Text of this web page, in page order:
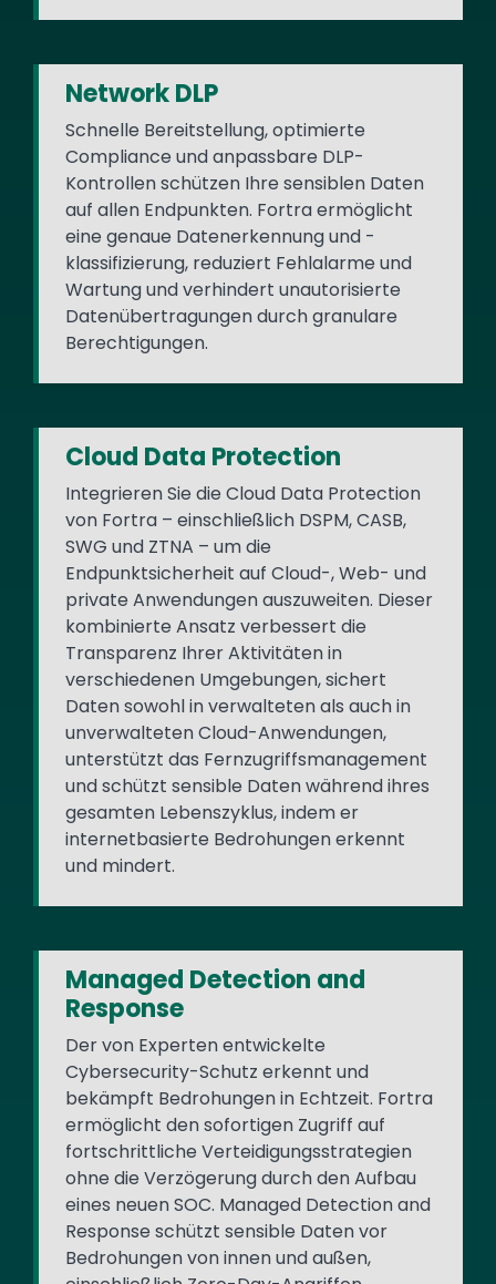
Network DLP
Schnelle Bereitstellung, optimierte
Compliance und anpassbare DLP-
Kontrollen schützen Ihre sensiblen Daten
auf allen Endpunkten. Fortra ermöglicht
eine genaue Datenerkennung und -
klassifizierung, reduziert Fehlalarme und
Wartung und verhindert unautorisierte
Datenübertragungen durch granulare
Berechtigungen.
Cloud Data Protection
Integrieren Sie die Cloud Data Protection
von Fortra – einschließlich DSPM, CASB,
SWG und ZTNA – um die
Endpunktsicherheit auf Cloud-, Web- und
private Anwendungen auszuweiten. Dieser
kombinierte Ansatz verbessert die
Transparenz Ihrer Aktivitäten in
verschiedenen Umgebungen, sichert
Daten sowohl in verwalteten als auch in
unverwalteten Cloud-Anwendungen,
unterstützt das Fernzugriffsmanagement
und schützt sensible Daten während ihres
gesamten Lebenszyklus, indem er
internetbasierte Bedrohungen erkennt
und mindert.
Managed Detection and
Response
Der von Experten entwickelte
Cybersecurity-Schutz erkennt und
bekämpft Bedrohungen in Echtzeit. Fortra
ermöglicht den sofortigen Zugriff auf
fortschrittliche Verteidigungsstrategien
ohne die Verzögerung durch den Aufbau
eines neuen SOC. Managed Detection and
Response schützt sensible Daten vor
Bedrohungen von innen und außen,